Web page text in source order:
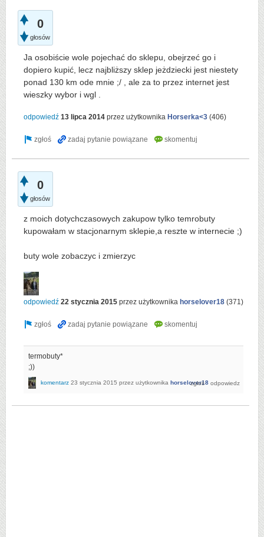
0
głosów
Ja osobiście wole pojechać do sklepu, obejrzeć go i
dopiero kupić, lecz najbliższy sklep jeżdziecki jest niestety
ponad 130 km ode mnie ;/ , ale za to przez internet jest
wieszky wybor i wgl .
odpowiedź 13 lipca 2014 przez użytkownika Horserka<3 (406)
0
głosów
z moich dotychczasowych zakupow tylko temrobuty
kupowałam w stacjonarnym sklepie,a reszte w internecie ;)
buty wole zobaczyc i zmierzyc
odpowiedź 22 stycznia 2015 przez użytkownika horselover18 (371)
termobuty*
;))
komentarz 23 stycznia 2015 przez użytkownika horselover18